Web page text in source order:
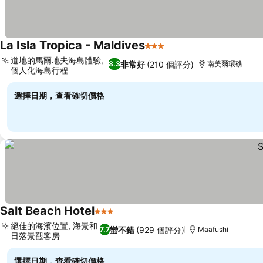
La Isla Tropica - Maldives3 星級
8.3非常好 (210 個評分)
道地的馬爾地夫海島體驗,
個人化海島行程
南美爾環礁
選擇日期，查看確切價格
Salt Beach Hotel3 星級
7.7蠻不錯 (929 個評分)
絕佳的海濱位置, 海景和
日落景觀客房
Maafushi
選擇日期，查看確切價格